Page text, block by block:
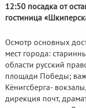
12:50 посадка от
гостиница
Осмотр основных
мест города:
области русский
площади Победы;
Кёнигсберга-
дирекция почт,